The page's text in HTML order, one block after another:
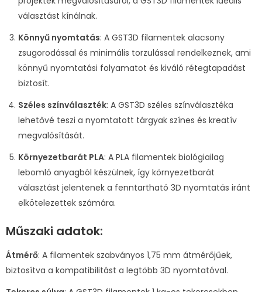
választást kínálnak.
Könnyű nyomtatás: A GST3D filamentek alacsony
zsugorodással és minimális torzulással rendelkeznek, ami
könnyű nyomtatási folyamatot és kiváló rétegtapadást
biztosít.
Széles színválaszték: A GST3D széles színválasztéka
lehetővé teszi a nyomtatott tárgyak színes és kreatív
megvalósítását.
Környezetbarát PLA: A PLA filamentek biológiailag
lebomló anyagból készülnek, így környezetbarát
választást jelentenek a fenntartható 3D nyomtatás iránt
elkötelezettek számára.
Műszaki adatok:
Átmérő: A filamentek szabványos 1,75 mm átmérőjűek,
biztosítva a kompatibilitást a legtöbb 3D nyomtatóval.